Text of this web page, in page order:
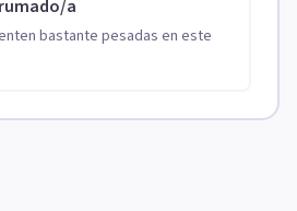
a
bastante pesadas en este